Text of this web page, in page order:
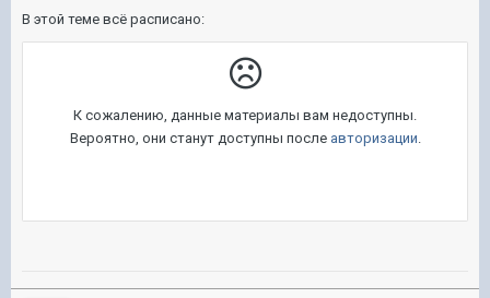
В этой теме всё расписано: